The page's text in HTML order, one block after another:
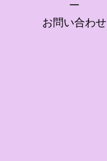
お問い合わせ